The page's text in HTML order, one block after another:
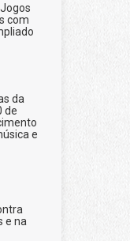
com
da
de
e
e na